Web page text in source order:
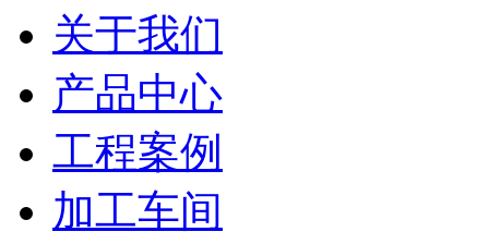
关于我们
产品中心
工程案例
加工车间